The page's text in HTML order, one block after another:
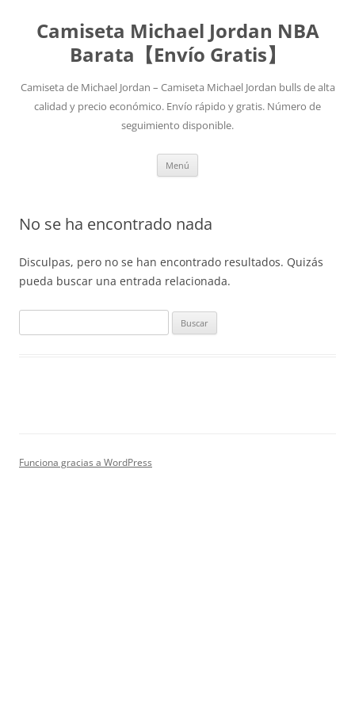
Camiseta Michael Jordan NBA
Barata【Envío Gratis】
Camiseta de Michael Jordan – Camiseta Michael Jordan bulls de alta
calidad y precio económico. Envío rápido y gratis. Número de
seguimiento disponible.
Menú
No se ha encontrado nada
Disculpas, pero no se han encontrado resultados. Quizás
pueda buscar una entrada relacionada.
Funciona gracias a WordPress